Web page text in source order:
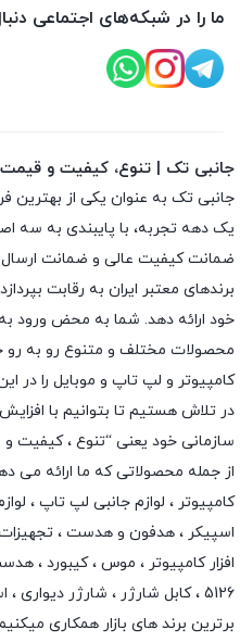
ما را در شبکه‌های اجتماعی
جانبی تک | تنوع، کیفیت و
جانبی تک به عنوان یکی از بهترین
یک دهه تجربه، با پایبندی به سه
ضمانت کیفیت عالی و ضمانت ارسال
برندهای معتبر ایران به رقابت
خود ارائه دهد. شما به محض ورود
محصولات مختلف و متنوع رو به رو
کامپیوتر و لپ تاپ و موبایل را در
در تلاش هستیم تا بتوانیم با
سازمانی خود یعنی “تنوع ، کیفیت
از جمله محصولاتی که ما ارائه می
کامپیوتر ، لوازم جانبی لپ تاپ ،
اسپیکر ، هدفون و هدست ،
افزار کامپیوتر ، موس ،کیبورد ،
5126 ،
کابل شارژر ، شارژر دیواری ،
برترین برند های بازار همکاری